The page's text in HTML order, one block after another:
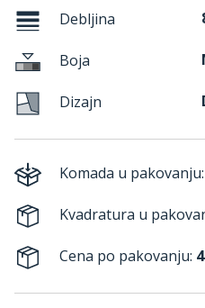
Debljina
Boja
Dizajn
Komada u pakovanju:
Kvadratura u
Cena po pakovanju: